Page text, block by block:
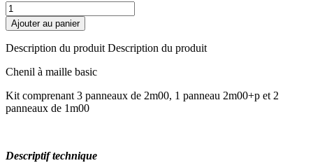
était :
723,00 €.
quantité
de
Kit
complet
maille
Ajouter au panier
Description du produit Description du produit
Chenil à maille basic
Kit comprenant 3 panneaux de 2m00, 1 panneau 2m00+p et 2
panneaux de 1m00
Descriptif technique